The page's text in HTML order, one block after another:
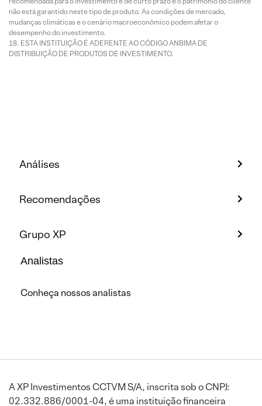
não está garantido neste tipo de produto. As condições de mercado,
mudanças climáticas e o cenário macroeconômico podem afetar o
desempenho do investimento.
ESTA INSTITUIÇÃO É ADERENTE AO CÓDIGO ANBIMA DE
DISTRIBUIÇÃO DE PRODUTOS DE INVESTIMENTO.
Análises
Recomendações
Grupo XP
Analistas
Conheça nossos analistas
A XP Investimentos CCTVM S/A, inscrita sob o CNPJ:
02.332.886/0001-04, é uma instituição financeira